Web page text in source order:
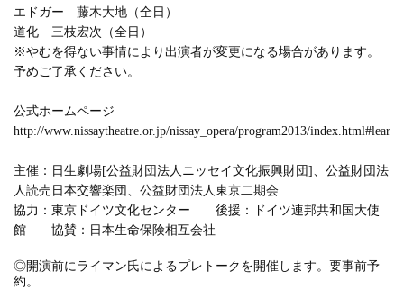
エドガー 藤木大地（全日）
道化 三枝宏次（全日）
※やむを得ない事情により出演者が変更になる場合があります。
予めご了承ください。
公式ホームページ
http://www.nissaytheatre.or.jp/nissay_opera/program2013/index.html#lear
主催：日生劇場[公益財団法人ニッセイ文化振興財団]、公益財団法
人読売日本交響楽団、公益財団法人東京二期会
協力：東京ドイツ文化センター 後援：ドイツ連邦共和国大使
館 協賛：日本生命保険相互会社
◎開演前にライマン氏によるプレトークを開催します。要事前予
約。